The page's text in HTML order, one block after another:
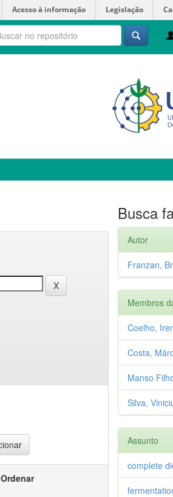
Acesso à informação Legislação
Ordenar
Busca
Autor
Franzan,
Membros
Coelho,
Costa,
Manso
Silva,
Assunto
complete